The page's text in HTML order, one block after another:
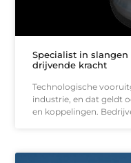
Specialist in
drijvende kracht
Technologische
industrie, en dat geldt
en koppelingen.